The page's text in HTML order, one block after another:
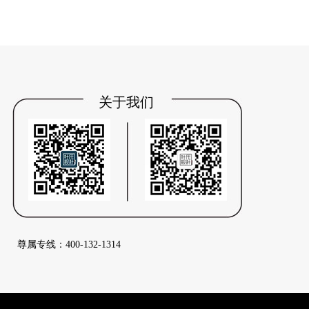
关于我们
尊属专线：400-132-1314